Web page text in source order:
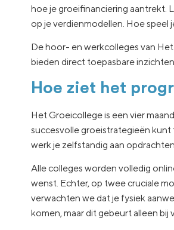
hoe je groeifinanciering aantrekt.
op je verdienmodellen. Hoe speel
De hoor- en werkcolleges van
bieden direct toepasbare
Hoe ziet het
Het Groeicollege is een vier
succesvolle groeistrategieën kunt
werk je zelfstandig aan
Alle colleges worden volledig
wenst. Echter, op twee cruciale
verwachten we dat je fysiek
komen, maar dit gebeurt alleen